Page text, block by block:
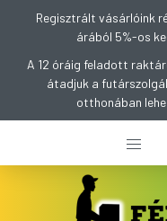
Regisztrált vásárlóink
árából 5%-os
A 12 óráig feladott
átadjuk a
otthonában